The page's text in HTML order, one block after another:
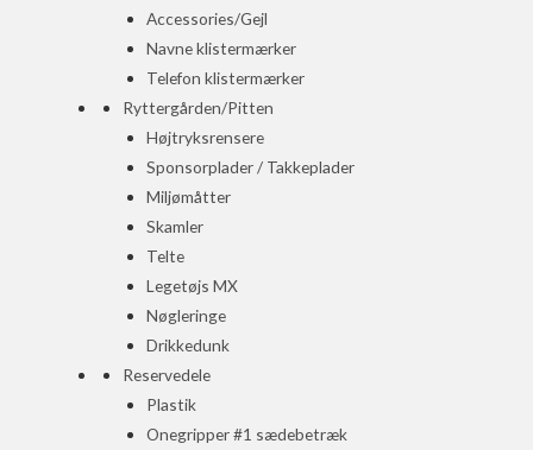
Accessories/Gejl
Navne klistermærker
Telefon klistermærker
Ryttergården/Pitten
Højtryksrensere
Sponsorplader / Takkeplader
Miljømåtter
Skamler
Telte
Legetøjs MX
Nøgleringe
Drikkedunk
Reservedele
Plastik
Onegripper #1 sædebetræk